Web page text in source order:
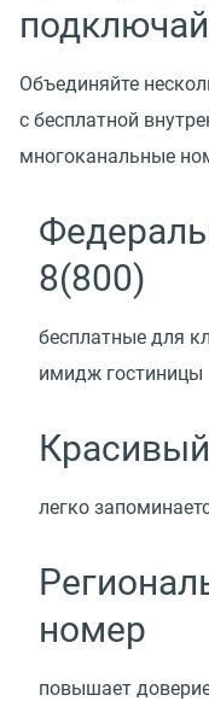
Объединяйте
с бесплатной
многоканальные
8(800)
бесплатные для
имидж гостиницы
легко
номер
повышает